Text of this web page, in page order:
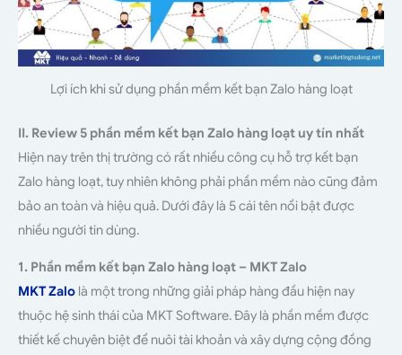
Lợi ích khi sử dụng phần mềm kết bạn Zalo hàng loạt
II. Review 5 phần mềm kết bạn Zalo hàng loạt uy tín nhất
Hiện nay trên thị trường có rất nhiều công cụ hỗ trợ kết bạn
Zalo hàng loạt, tuy nhiên không phải phần mềm nào cũng đảm
bảo an toàn và hiệu quả. Dưới đây là 5 cái tên nổi bật được
nhiều người tin dùng.
1. Phần mềm kết bạn Zalo hàng loạt – MKT Zalo
MKT Zalo là một trong những giải pháp hàng đầu hiện nay
thuộc hệ sinh thái của MKT Software. Đây là phần mềm được
thiết kế chuyên biệt để nuôi tài khoản và xây dựng cộng đồng